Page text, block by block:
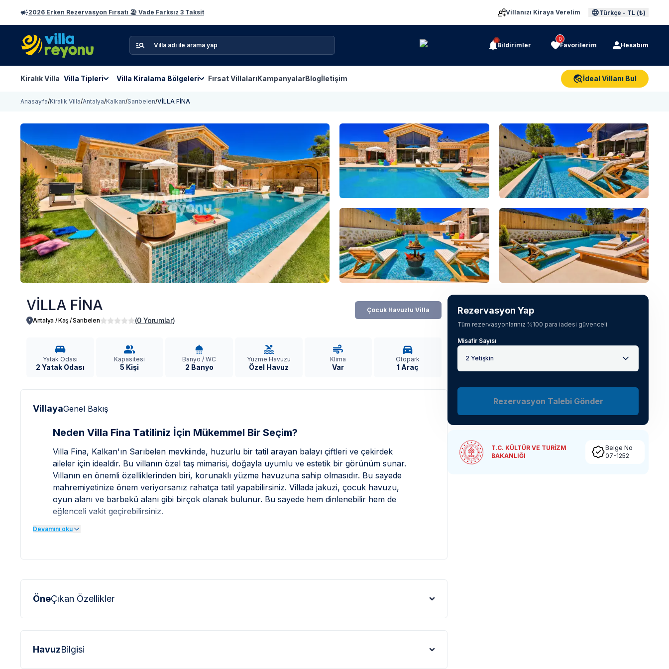
2026 Erken Rezervasyon Fırsatı 🏖️ Vade Farksız 3 Taksit Villanızı Kiraya Verelim Türkçe - TL (₺)
Bildirimler
0
Favorilerim Hesabım
Kiralık Villa Villa Tipleri Villa Kiralama Bölgeleri Fırsat VillalarıKampanyalarBlogİletişim İdeal Villanı Bul
Anasayfa/Kiralık Villa/Antalya/Kalkan/Sarıbelen/VİLLA FİNA
Tüm fotoğrafları gör
VİLLA FİNA
Antalya / Kaş /Sarıbelen (0 Yorumlar)
Çocuk Havuzlu Villa
Yatak Odası
2 Yatak Odası
Kapasitesi
5 Kişi
Banyo / WC
2 Banyo
Yüzme Havuzu
Özel Havuz
Klima
Var
Otopark
1 Araç
VillayaGenel Bakış
Neden Villa Fina Tatiliniz İçin Mükemmel Bir Seçim?
Villa Fina, Kalkan'ın Sarıbelen mevkiinde, huzurlu bir tatil arayan balayı çiftleri ve çekirdek
aileler için idealdir. Bu villanın özel taş mimarisi, doğayla uyumlu ve estetik bir görünüm sunar.
Villanın en önemli özelliklerinden biri, korunaklı yüzme havuzuna sahip olmasıdır. Bu sayede
mahremiyetinize önem veriyorsanız rahatça tatil yapabilirsiniz. Villada jakuzi, çocuk havuzu,
oyun alanı ve barbekü alanı gibi birçok olanak bulunur. Bu sayede hem dinlenebilir hem de
eğlenceli vakit geçirebilirsiniz.
Villa Fina, size huzurlu ve aynı zamanda eğlenceli bir atmosferde tatil yapma imkanı sunar. İki
sorunu yaşamazsınız. Villa Fina, size unutulmaz anılar biriktireceğiniz keyifli bir tatil deneyimi
Villa Fina, konuklarına eksiksiz bir konfor ve ayrıcalık paketi sunar. Villanın korunaklı özel
uzunluğu 10 metre ve genişliği 4 metredir. Bu geniş havuzda serinleyebilir, güneşin tadını
çıkarabilirsiniz. Çocuklu aileler için özel bir çocuk havuzu da bulunur. Çocuk havuzunun
Devamını oku
ÖneÇıkan Özellikler
HavuzBilgisi
Rezervasyon Yap
Tüm rezervasyonlarınız %100 para iadesi güvenceli
Misafir Sayısı
2 Yetişkin
Rezervasyon Talebi Gönder
T.C. KÜLTÜR VE TURİZM
BAKANLIĞI
Belge No
07-1252